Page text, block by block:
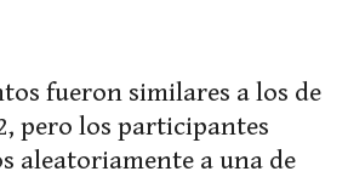
fueron similares a los de
pero los participantes
aleatoriamente a una de